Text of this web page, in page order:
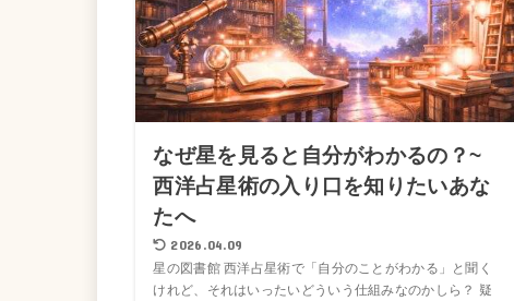
なぜ星を見ると自分がわかるの？~
西洋占星術の入り口を知りたいあな
たへ
2026.04.09
星の図書館 西洋占星術で「自分のことがわかる」と聞く
けれど、それはいったいどういう仕組みなのかしら？ 疑